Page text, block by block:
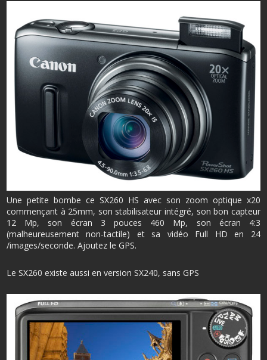
Une petite bombe ce SX260 HS avec son zoom optique x20
commençant à 25mm, son stabilisateur intégré, son bon capteur
12 Mp, son écran 3 pouces 460 Mp, son écran 4:3
(malheureusement non-tactile) et sa vidéo Full HD en 24
/images/seconde. Ajoutez le GPS.
Le SX260 existe aussi en version SX240, sans GPS